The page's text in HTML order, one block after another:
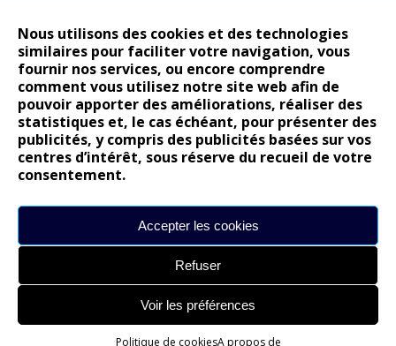
Nous utilisons des cookies et des technologies
similaires pour faciliter votre navigation, vous
fournir nos services, ou encore comprendre
comment vous utilisez notre site web afin de
pouvoir apporter des améliorations, réaliser des
statistiques et, le cas échéant, pour présenter des
publicités, y compris des publicités basées sur vos
centres d’intérêt, sous réserve du recueil de votre
consentement.
Accepter les cookies
Refuser
Voir les préférences
Politique de cookiesA propos de
14 juillet : nouveau film de marque pour Citroën
Renault Espace : voyage, voyage…
Peugeot E-208 GTi : naissance d’une légende
COMMENTAIRES RÉCENTS
Bernard DardartdansDacia Sandero : pour les gens vrais
Alpine A290 : L’irrésistible attraction de la légèreté
leroydansLancia Ypsilon : naturellement envoûtante ?
Nouvelle Opel Corsa : Yes of Corsa !
Site réalisé parAlexandre Hamed